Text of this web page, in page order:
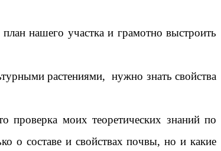
нашего участка и грамотно выстроить
растениями, нужно знать свойства
моих теоретических знаний по
о составе и свойствах почвы, но и какие